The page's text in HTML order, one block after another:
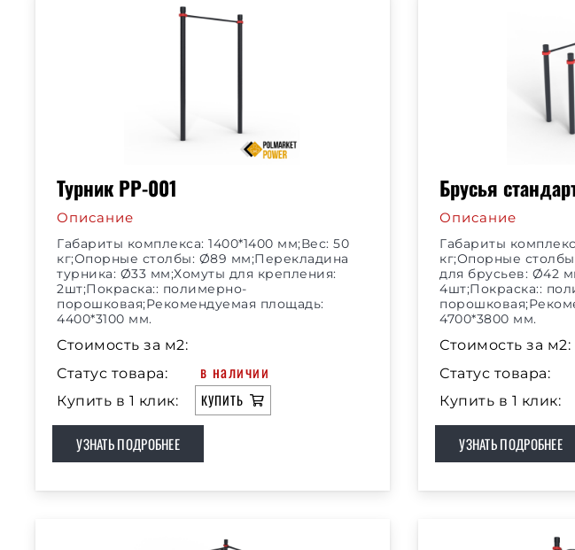
Турник РР-001
Описание
Габариты комплекса: 1400*1400 мм;Вес: 50
кг;Опорные столбы: Ø89 мм;Перекладина
турника: Ø33 мм;Хомуты для крепления:
2шт;Покраска:: полимерно-
порошковая;Рекомендуемая площадь:
4400*3100 мм.
Стоимость за м2:
Статус товара:
в наличии
Купить в 1 клик: КУПИТЬ
УЗНАТЬ ПОДРОБНЕЕ
Брусья
Описание
Габариты
кг;Опорные
для брусьев: Ø42
4шт;Покраска::
4700*3800 мм.
Стоимость за м2:
Статус товара:
Купить в 1 клик:
УЗНАТЬ ПОДРОБНЕЕ